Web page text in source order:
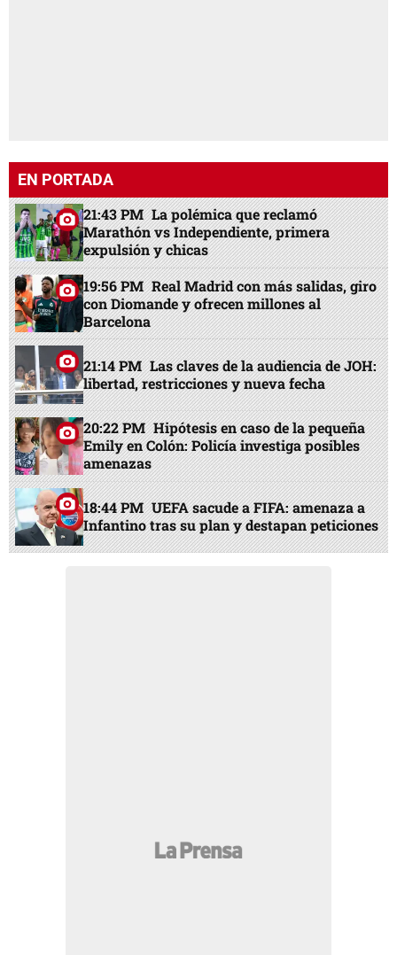
EN PORTADA
21:43 PM La polémica que reclamó
Marathón vs Independiente, primera
expulsión y chicas
19:56 PM Real Madrid con más salidas, giro
con Diomande y ofrecen millones al
Barcelona
21:14 PM Las claves de la audiencia de JOH:
libertad, restricciones y nueva fecha
20:22 PM Hipótesis en caso de la pequeña
Emily en Colón: Policía investiga posibles
amenazas
18:44 PM UEFA sacude a FIFA: amenaza a
Infantino tras su plan y destapan peticiones